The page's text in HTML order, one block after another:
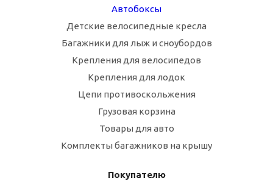
Автобоксы
Детские велосипедные кресла
Багажники для лыж и сноубордов
Крепления для велосипедов
Крепления для лодок
Цепи противоскольжения
Грузовая корзина
Товары для авто
Комплекты багажников на крышу
Покупателю